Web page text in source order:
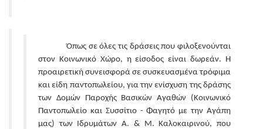
Όπως σε όλες τις δράσεις που φιλοξενούνται
στον Κοινωνικό Χώρο, η είσοδος είναι δωρεάν. Η
προαιρετική συνεισφορά σε συσκευασμένα τρόφιμα
και είδη παντοπωλείου, για την ενίσχυση της δράσης
των Δομών Παροχής Βασικών Αγαθών (Κοινωνικό
Παντοπωλείο και Συσσίτιο - Φαγητό με την Αγάπη
μας) των Ιδρυμάτων Α. & Μ. Καλοκαιρινού, που